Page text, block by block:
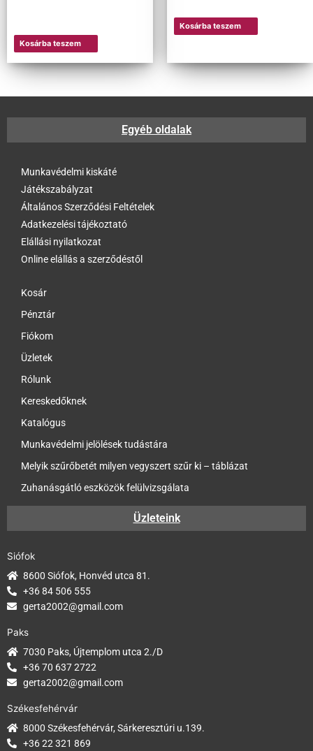
Kosárba teszem
Kosárba teszem
Egyéb oldalak
Munkavédelmi kiskáté
Játékszabályzat
Általános Szerződési Feltételek
Adatkezelési tájékoztató
Elállási nyilatkozat
Online elállás a szerződéstől
Kosár
Pénztár
Fiókom
Üzletek
Rólunk
Kereskedőknek
Katalógus
Munkavédelmi jelölések tudástára
Melyik szűrőbetét milyen vegyszert szűr ki – táblázat
Zuhanásgátló eszközök felülvizsgálata
Üzleteink
Siófok
8600 Siófok, Honvéd utca 81.
+36 84 506 555
gerta2002@gmail.com
Paks
7030 Paks, Újtemplom utca 2./D
+36 70 637 2722
gerta2002@gmail.com
Székesfehérvár
8000 Székesfehérvár, Sárkeresztúri u.139.
+36 22 321 869